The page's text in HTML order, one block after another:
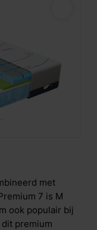
met
7 is M
ook populair bij
premium